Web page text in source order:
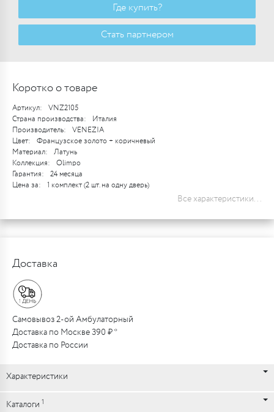
Где купить?
Стать партнером
Коротко о товаре
Артикул:
VNZ2105
Страна производства:
Италия
Производитель:
VENEZIA
Цвет:
Французское золото + коричневый
Материал:
Латунь
Коллекция:
Olimpo
Гарантия:
24 месяца
Цена за:
1 комплект (2 шт. на одну дверь)
Все характеристики...
Доставка
Самовывоз 2-ой Амбулаторный
Доставка по Москве 390 ₽ *
Доставка по России
Характеристики
Каталоги 1